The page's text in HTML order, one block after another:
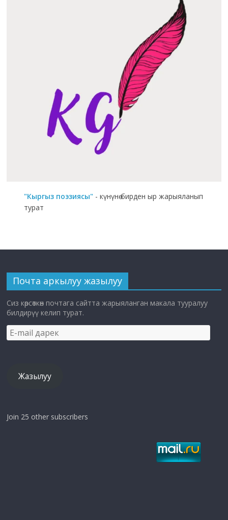
"Кыргыз поэзиясы" - күнүнө бирден ыр жарыяланып
турат
Почта аркылуу жазылуу
Сиз көрсөткөн почтага сайтта жарыяланган макала тууралуу
билдирүү келип турат.
E-
mail
Жазылуу
Join 25 other subscribers